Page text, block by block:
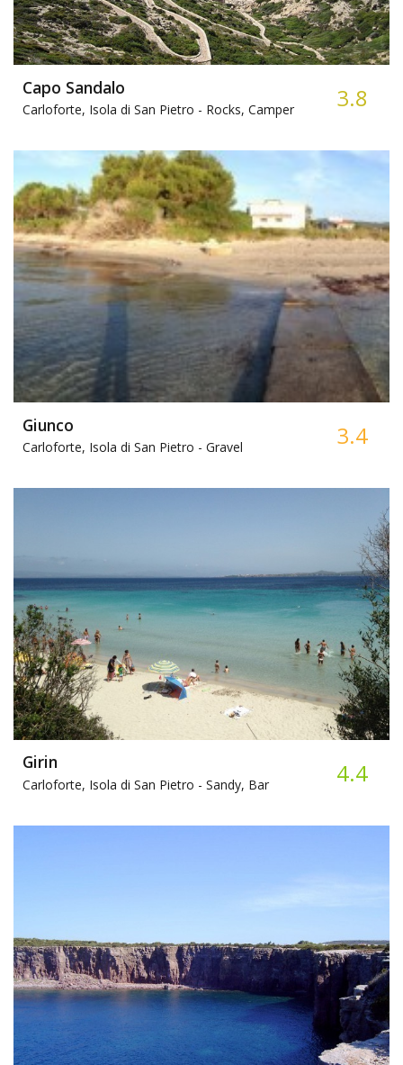
Capo Sandalo
Carloforte, Isola di San Pietro - Rocks, Camper 3.8
Giunco
Carloforte, Isola di San Pietro - Gravel 3.4
Girin
Carloforte, Isola di San Pietro - Sandy, Bar 4.4